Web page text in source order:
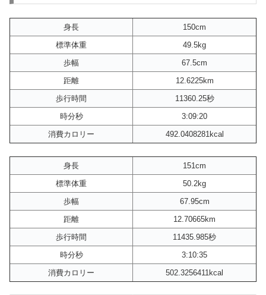
身長
150cm
標準体重
49.5kg
歩幅
67.5cm
距離
12.6225km
歩行時間
11360.25秒
時分秒
3:09:20
消費カロリー
492.0408281kcal
身長
151cm
標準体重
50.2kg
歩幅
67.95cm
距離
12.70665km
歩行時間
11435.985秒
時分秒
3:10:35
消費カロリー
502.3256411kcal